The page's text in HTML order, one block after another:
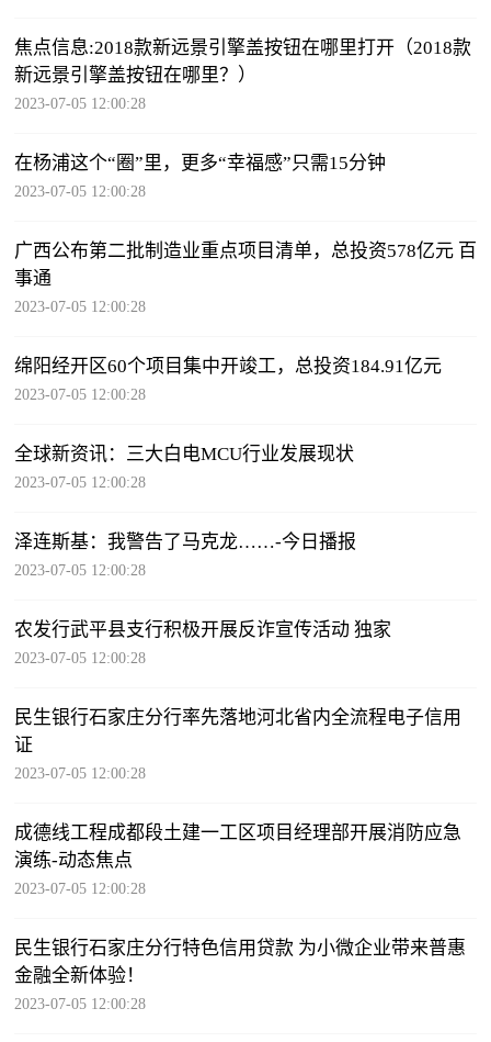
焦点信息:2018款新远景引擎盖按钮在哪里打开（2018款
新远景引擎盖按钮在哪里？）
2023-07-05 12:00:28
在杨浦这个“圈”里，更多“幸福感”只需15分钟
2023-07-05 12:00:28
广西公布第二批制造业重点项目清单，总投资578亿元 百
事通
2023-07-05 12:00:28
绵阳经开区60个项目集中开竣工，总投资184.91亿元
2023-07-05 12:00:28
全球新资讯：三大白电MCU行业发展现状
2023-07-05 12:00:28
泽连斯基：我警告了马克龙……-今日播报
2023-07-05 12:00:28
农发行武平县支行积极开展反诈宣传活动 独家
2023-07-05 12:00:28
民生银行石家庄分行率先落地河北省内全流程电子信用
证
2023-07-05 12:00:28
成德线工程成都段土建一工区项目经理部开展消防应急
演练-动态焦点
2023-07-05 12:00:28
民生银行石家庄分行特色信用贷款 为小微企业带来普惠
金融全新体验！
2023-07-05 12:00:28